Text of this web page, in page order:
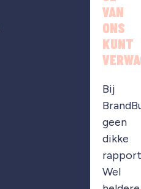
VAN
ONS
KUNT
Bij
geen
dikke
Wel